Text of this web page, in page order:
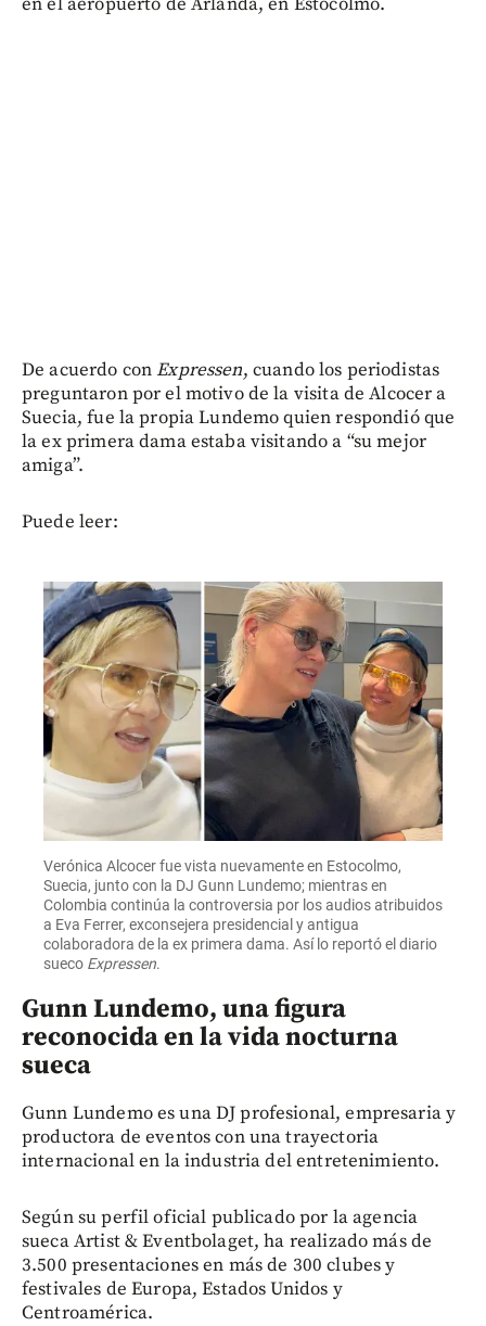
De acuerdo conExpressen, cuando los periodistas
preguntaron por el motivo de la visita de Alcocer a
Suecia, fue la propia Lundemo quien respondió que
la ex primera dama estaba visitando a “su mejor
amiga”.
Puede leer:
Verónica Alcocer fue vista nuevamente en Estocolmo,
Suecia, junto con la DJ Gunn Lundemo; mientras en
Colombia continúa la controversia por los audios atribuidos
a Eva Ferrer, exconsejera presidencial y antigua
colaboradora de la ex primera dama. Así lo reportó el diario
sueco Expressen.
Gunn Lundemo, una figura
reconocida en la vida nocturna
sueca
Gunn Lundemo es una DJ profesional, empresaria y
productora de eventos con una trayectoria
internacional en la industria del entretenimiento.
Según su perfil oficial publicado por la agencia
sueca Artist & Eventbolaget, ha realizado más de
3.500 presentaciones en más de 300 clubes y
festivales de Europa, Estados Unidos y
Centroamérica.